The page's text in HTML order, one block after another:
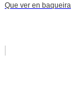
Que ver en baqueira